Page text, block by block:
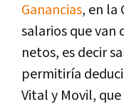
Ganancias, en la
salarios que van
netos, es decir
permitiría
Vital y Movil,